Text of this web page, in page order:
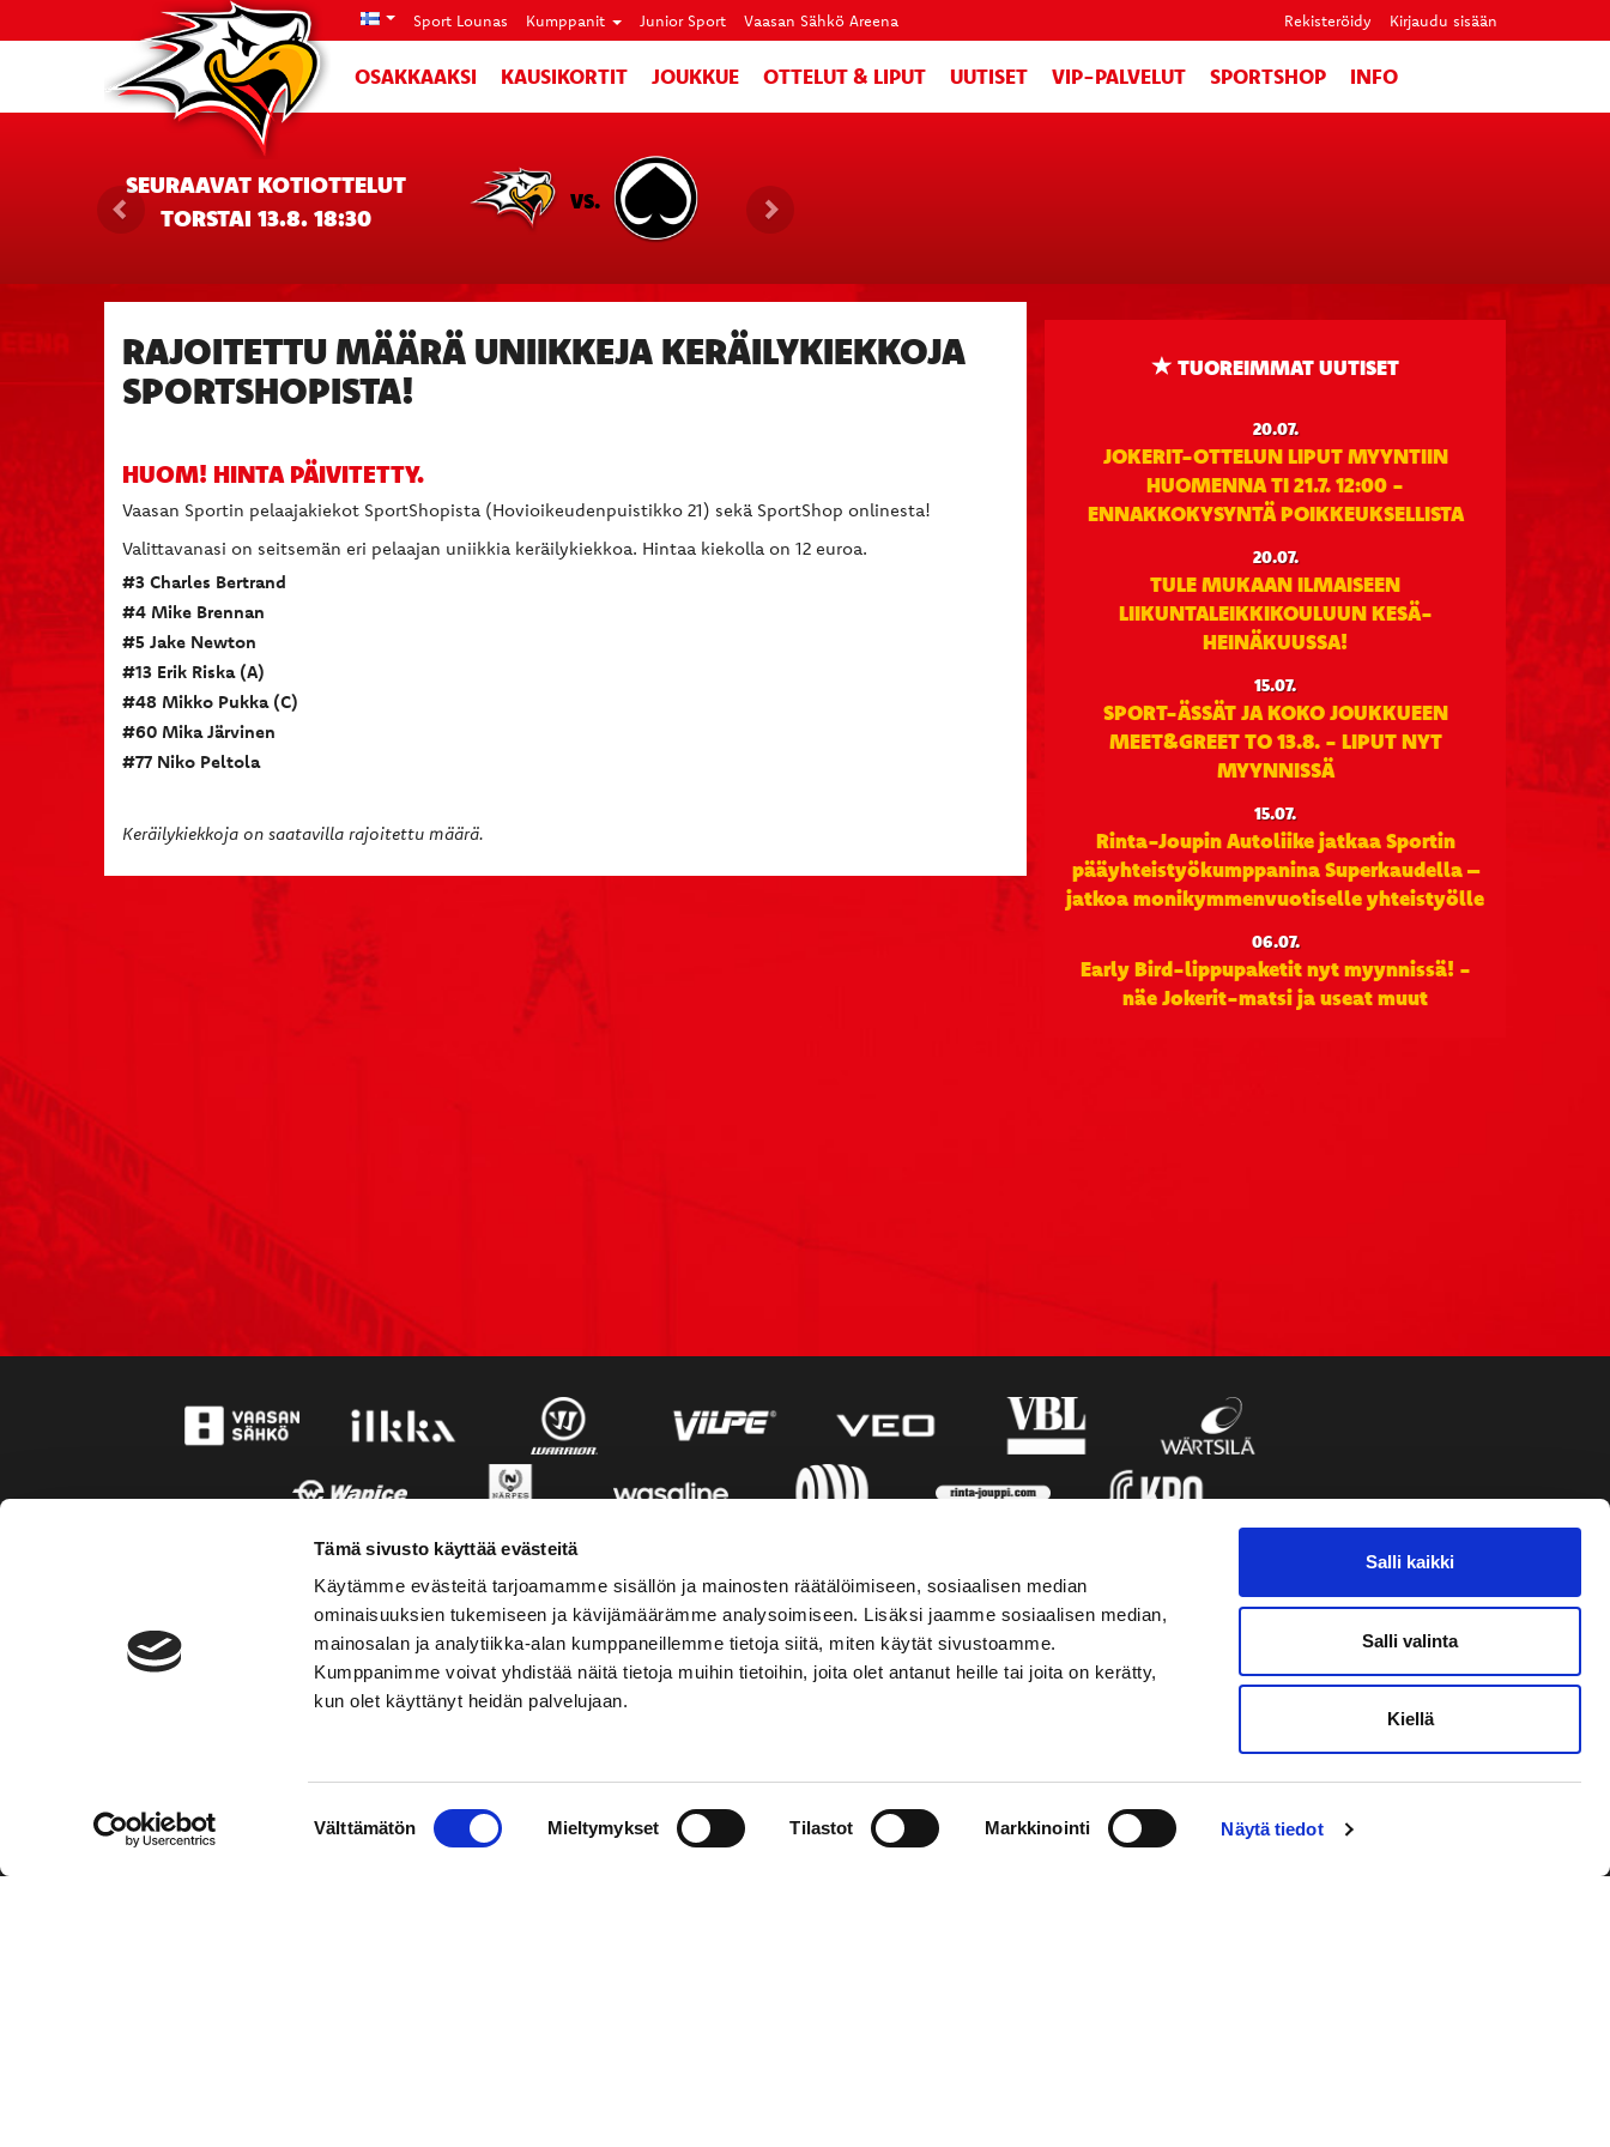
Tämä sivusto käyttää evästeitä
Käytämme evästeitä tarjoamamme sisällön ja mainosten räätälöimiseen, sosiaalisen median
ominaisuuksien tukemiseen ja kävijämäärämme analysoimiseen. Lisäksi jaamme sosiaalisen median,
mainosalan ja analytiikka-alan kumppaneillemme tietoja siitä, miten käytät sivustoamme.
Kumppanimme voivat yhdistää näitä tietoja muihin tietoihin, joita olet antanut heille tai joita on kerätty,
kun olet käyttänyt heidän palvelujaan.
Välttämätön Mieltymykset Tilastot Markkinointi Näytä tiedot
Salli kaikki
Salli valinta
Kiellä
Sport Lounas Kumppanit Junior Sport Vaasan Sähkö Areena Rekisteröidy Kirjaudu sisään
OSAKKAAKSI KAUSIKORTIT JOUKKUE OTTELUT & LIPUT UUTISET VIP-PALVELUT SPORTSHOP INFO
SEURAAVAT KOTIOTTELUT
TORSTAI 13.8. 18:30
VS.
RAJOITETTU MÄÄRÄ UNIIKKEJA KERÄILYKIEKKOJA
SPORTSHOPISTA!
HUOM! HINTA PÄIVITETTY.
Vaasan Sportin pelaajakiekot SportShopista (Hovioikeudenpuistikko 21) sekä SportShop onlinesta!
Valittavanasi on seitsemän eri pelaajan uniikkia keräilykiekkoa. Hintaa kiekolla on 12 euroa.
#3 Charles Bertrand
#4 Mike Brennan
#5 Jake Newton
#13 Erik Riska (A)
#48 Mikko Pukka (C)
#60 Mika Järvinen
#77 Niko Peltola
Keräilykiekkoja on saatavilla rajoitettu määrä.
TUOREIMMAT UUTISET
20.07.
JOKERIT-OTTELUN LIPUT MYYNTIIN
HUOMENNA TI 21.7. 12:00 -
ENNAKKOKYSYNTÄ POIKKEUKSELLISTA
20.07.
TULE MUKAAN ILMAISEEN
LIIKUNTALEIKKIKOULUUN KESÄ-
HEINÄKUUSSA!
15.07.
SPORT-ÄSSÄT JA KOKO JOUKKUEEN
MEET&GREET TO 13.8. - LIPUT NYT
MYYNNISSÄ
15.07.
Rinta-Joupin Autoliike jatkaa Sportin
pääyhteistyökumppanina Superkaudella –
jatkoa monikymmenvuotiselle yhteistyölle
06.07.
Early Bird-lippupaketit nyt myynnissä! -
näe Jokerit-matsi ja useat muut
Hockey-Team Vaasan Sport Oy
YHTEYSTIEDOT
Puh: 02 01 555 600
sportshop@vaasansport.fi
SOSIAALINEN MEDIA
facebook
VAASAN SPORT UUTISKIRJE